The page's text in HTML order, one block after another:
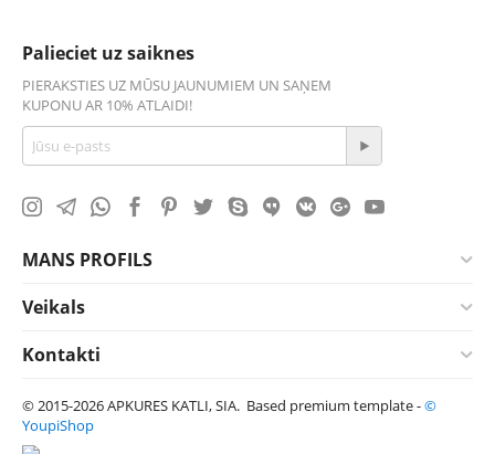
Palieciet uz saiknes
PIERAKSTIES UZ MŪSU JAUNUMIEM UN SAŅEM
KUPONU AR 10% ATLAIDI!
MANS PROFILS
Veikals
Kontakti
© 2015-2026 APKURES KATLI, SIA. Based premium template -©
YoupiShop